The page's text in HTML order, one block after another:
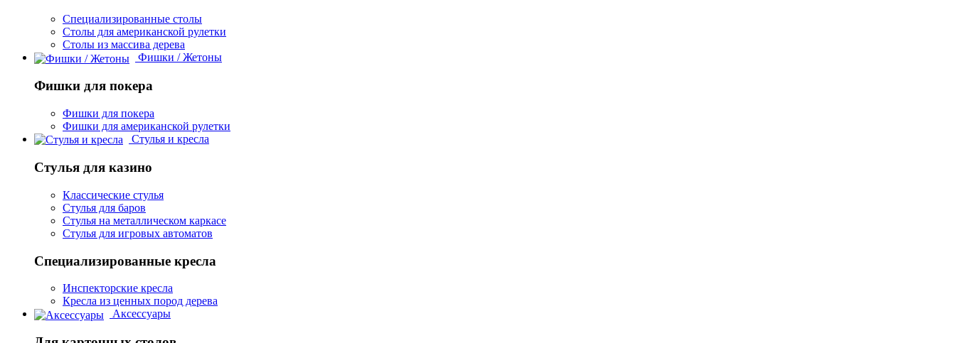
Специализированные столы
Столы для американской рулетки
Столы из массива дерева
Фишки / Жетоны
Фишки для покера
Фишки для покера
Фишки для американской рулетки
Стулья и кресла
Стулья для казино
Классические стулья
Стулья для баров
Стулья на металлическом каркасе
Стулья для игровых автоматов
Специализированные кресла
Инспекторские кресла
Кресла из ценных пород дерева
Аксессуары